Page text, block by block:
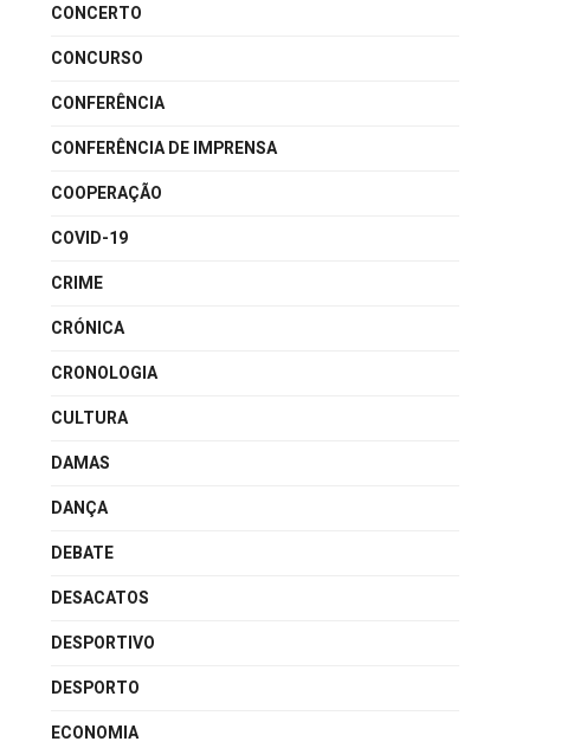
CONCERTO
CONCURSO
CONFERÊNCIA
CONFERÊNCIA DE IMPRENSA
COOPERAÇÃO
COVID-19
CRIME
CRÓNICA
CRONOLOGIA
CULTURA
DAMAS
DANÇA
DEBATE
DESACATOS
DESPORTIVO
DESPORTO
ECONOMIA